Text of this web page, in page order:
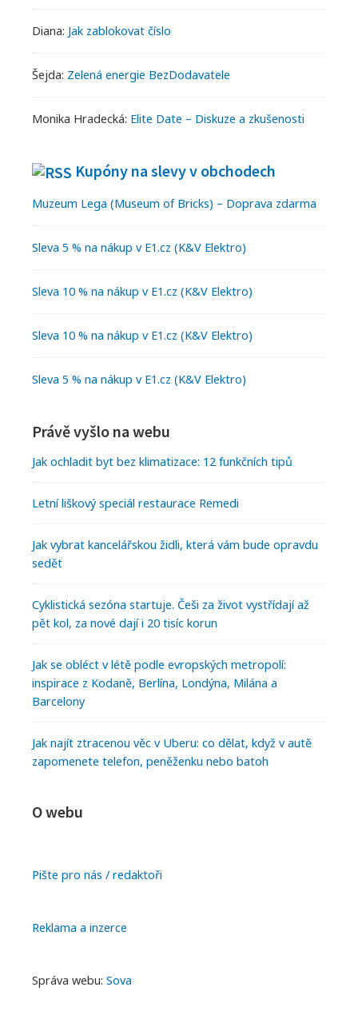
Diana: Jak zablokovat číslo
Šejda: Zelená energie BezDodavatele
Monika Hradecká: Elite Date – Diskuze a zkušenosti
Kupóny na slevy v obchodech
Muzeum Lega (Museum of Bricks) – Doprava zdarma
Sleva 5 % na nákup v E1.cz (K&V Elektro)
Sleva 10 % na nákup v E1.cz (K&V Elektro)
Sleva 10 % na nákup v E1.cz (K&V Elektro)
Sleva 5 % na nákup v E1.cz (K&V Elektro)
Právě vyšlo na webu
Jak ochladit byt bez klimatizace: 12 funkčních tipů
Letní liškový speciál restaurace Remedi
Jak vybrat kancelářskou židli, která vám bude opravdu
sedět
Cyklistická sezóna startuje. Češi za život vystřídají až
pět kol, za nové dají i 20 tisíc korun
Jak se obléct v létě podle evropských metropolí:
inspirace z Kodaně, Berlína, Londýna, Milána a
Barcelony
Jak najít ztracenou věc v Uberu: co dělat, když v autě
zapomenete telefon, peněženku nebo batoh
O webu
Pište pro nás / redaktoři
Reklama a inzerce
Správa webu: Sova